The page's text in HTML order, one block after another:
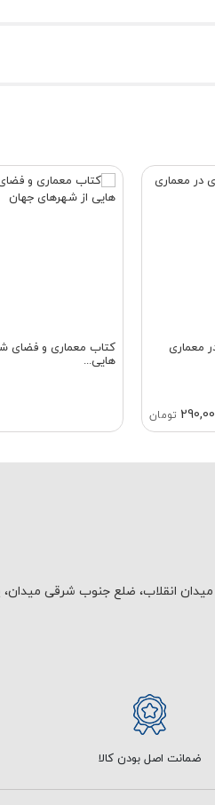
تومان
کتاب معماری و فضای
هایی...
انقلاب، ضلع جنوب شرقی میدان، پلاک 7، نبش
ضمانت اصل بودن کالا